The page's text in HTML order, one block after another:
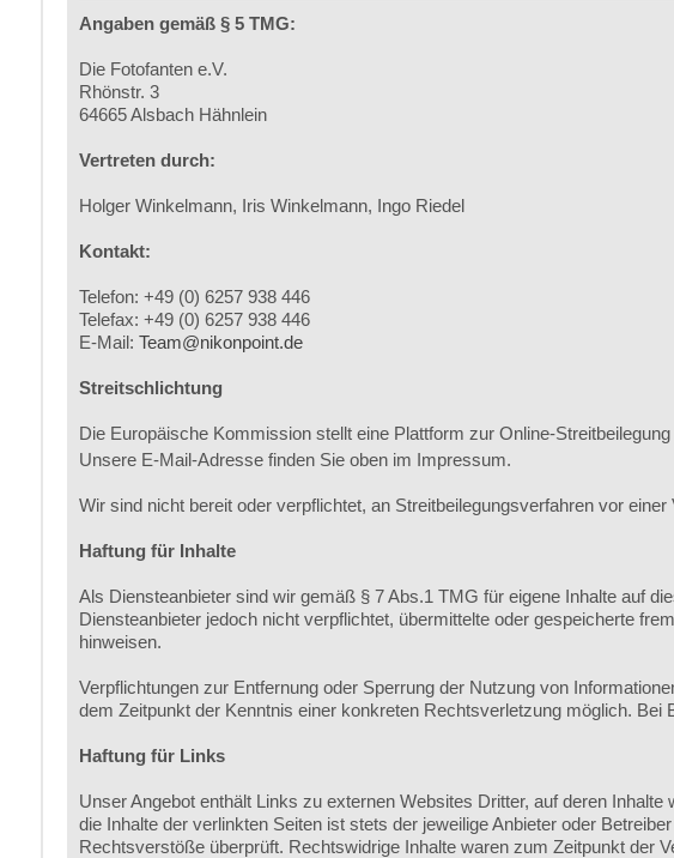
Angaben gemäß § 5 TMG:
Die Fotofanten e.V.
Rhönstr. 3
64665 Alsbach Hähnlein
Vertreten durch:
Holger Winkelmann, Iris Winkelmann, Ingo Riedel
Kontakt:
Telefon: +49 (0) 6257 938 446
Telefax: +49 (0) 6257 938 446
E-Mail: Team@nikonpoint.de
Streitschlichtung
Die Europäische Kommission stellt eine Plattform zur Online-
Unsere E-Mail-Adresse finden Sie oben im Impressum.
Wir sind nicht bereit oder verpflichtet, an Streitbeilegungsverfahren vor
Haftung für Inhalte
Als Diensteanbieter sind wir gemäß § 7 Abs.1 TMG für eigene Inhalte auf
Diensteanbieter jedoch nicht verpflichtet, übermittelte oder gespeicherte
hinweisen.
Verpflichtungen zur Entfernung oder Sperrung der Nutzung von
dem Zeitpunkt der Kenntnis einer konkreten Rechtsverletzung möglich.
Haftung für Links
Unser Angebot enthält Links zu externen Websites Dritter, auf deren
die Inhalte der verlinkten Seiten ist stets der jeweilige Anbieter oder
Rechtsverstöße überprüft. Rechtswidrige Inhalte waren zum Zeitpunkt der